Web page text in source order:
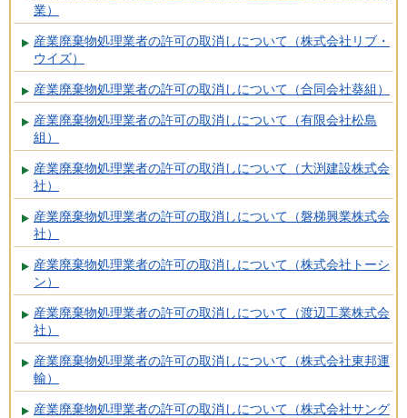
業）
産業廃棄物処理業者の許可の取消しについて（株式会社リブ・
ウイズ）
産業廃棄物処理業者の許可の取消しについて（合同会社葵組）
産業廃棄物処理業者の許可の取消しについて（有限会社松島
組）
産業廃棄物処理業者の許可の取消しについて（大渕建設株式会
社）
産業廃棄物処理業者の許可の取消しについて（磐梯興業株式会
社）
産業廃棄物処理業者の許可の取消しについて（株式会社トーシ
ン）
産業廃棄物処理業者の許可の取消しについて（渡辺工業株式会
社）
産業廃棄物処理業者の許可の取消しについて（株式会社東邦運
輸）
産業廃棄物処理業者の許可の取消しについて（株式会社サング